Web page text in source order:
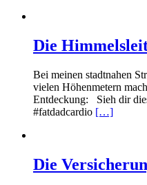
Die
Bei meinen stadtnahen
vielen Höhenmetern
Entdeckung: Sieh dir
#fatdadcardio […]
Die